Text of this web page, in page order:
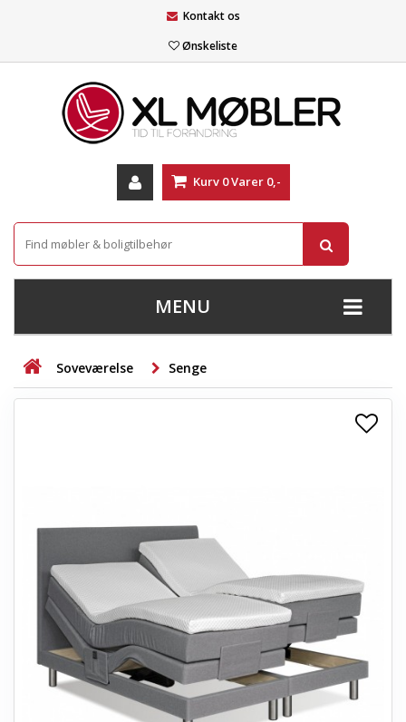
Kontakt os
Ønskeliste
Kurv 0Varer 0,-
MENU
+
STUE
+
OPBEVARING
TÆPPER
LAMPER
ENTREMØBLER
HAVEMØBLER
Soveværelse Senge